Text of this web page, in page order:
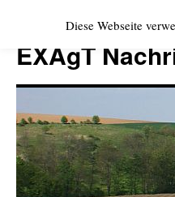
springen
EXAgT
Diese Webseite